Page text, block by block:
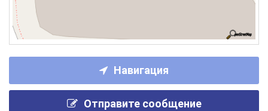
Навигация
Отправите сообщение